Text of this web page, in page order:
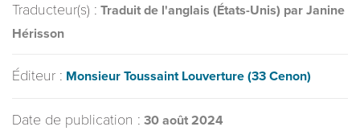
Traducteur(s) : Traduit de l'anglais (États-Unis) par Janine
Hérisson
Éditeur : Monsieur Toussaint Louverture (33 Cenon)
Date de publication : 30 août 2024